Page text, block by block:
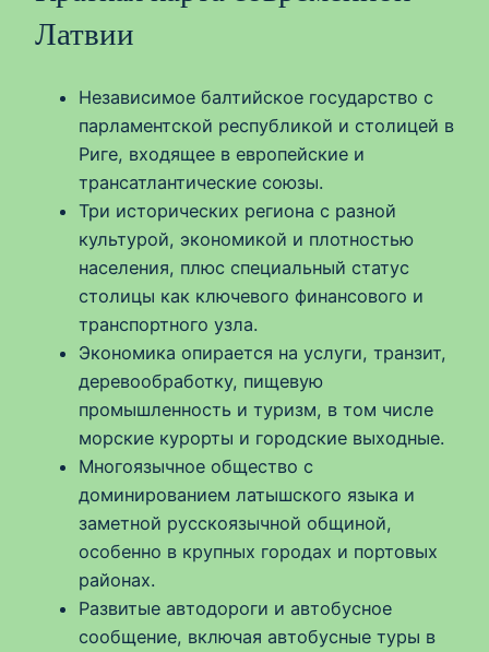
Латвии
Независимое балтийское государство с
парламентской республикой и столицей в
Риге, входящее в европейские и
трансатлантические союзы.
Три исторических региона с разной
культурой, экономикой и плотностью
населения, плюс специальный статус
столицы как ключевого финансового и
транспортного узла.
Экономика опирается на услуги, транзит,
деревообработку, пищевую
промышленность и туризм, в том числе
морские курорты и городские выходные.
Многоязычное общество с
доминированием латышского языка и
заметной русскоязычной общиной,
особенно в крупных городах и портовых
районах.
Развитые автодороги и автобусное
сообщение, включая автобусные туры в